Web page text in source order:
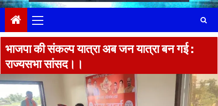
Menu
भाजपा की संकल्प यात्रा अब जन यात्रा बन गई :
राज्यसभा सांसद।।